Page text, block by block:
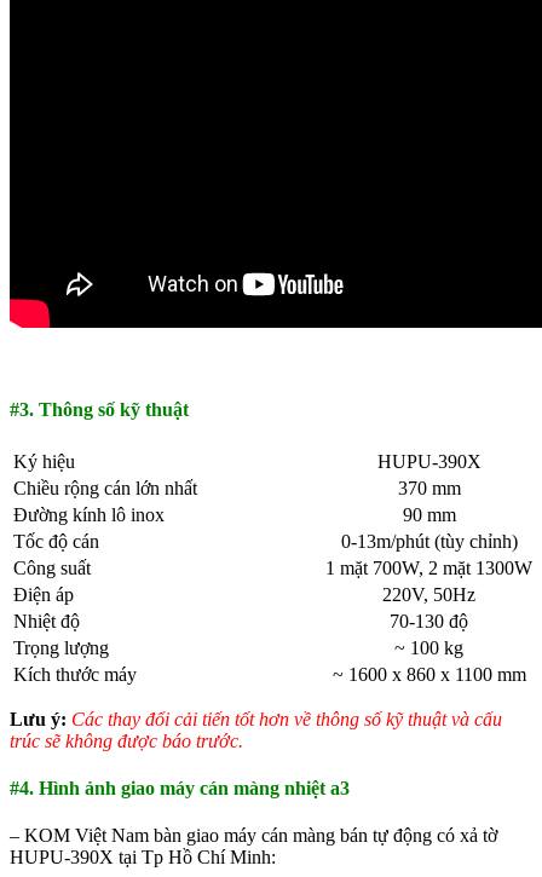
#3. Thông số kỹ thuật
Ký hiệu
HUPU-390X
Chiều rộng cán lớn nhất
370 mm
Đường kính lô inox
90 mm
Tốc độ cán
0-13m/phút (tùy chỉnh)
Công suất
1 mặt 700W, 2 mặt 1300W
Điện áp
220V, 50Hz
Nhiệt độ
70-130 độ
Trọng lượng
~ 100 kg
Kích thước máy
~ 1600 x 860 x 1100 mm
Lưu ý: Các thay đổi cải tiến tốt hơn về thông số kỹ thuật và cấu
trúc sẽ không được báo trước.
#4. Hình ảnh giao máy cán màng nhiệt a3
– KOM Việt Nam bàn giao máy cán màng bán tự động có xả tờ
HUPU-390X tại Tp Hồ Chí Minh: